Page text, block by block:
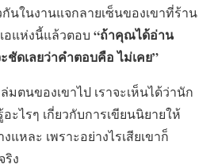
ในงานแจกลายเซ็นของเขาที่ร้าน
อแห่งนี้แล้วตอบ “ถ้าคุณได้อ่าน
ดเลยว่าคำตอบคือ ไม่เคย”
ตนของเขาไป เราจะเห็นได้ว่านัก
ะไรๆ เกี่ยวกับการเขียนนิยายให้
แหละ เพราะอย่างไรเสียเขาก็
ริง